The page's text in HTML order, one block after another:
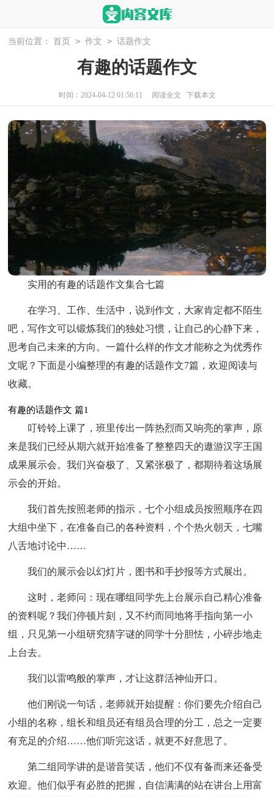
当前位置： 首页 > 作文 > 话题作文
有趣的话题作文
时间：2024-04-12 01:56:11 阅读全文 下载本文
实用的有趣的话题作文集合七篇
在学习、工作、生活中，说到作文，大家肯定都不陌生
吧，写作文可以锻炼我们的独处习惯，让自己的心静下来，
思考自己未来的方向。一篇什么样的作文才能称之为优秀作
文呢？下面是小编整理的有趣的话题作文7篇，欢迎阅读与
收藏。
有趣的话题作文 篇1
叮铃铃上课了，班里传出一阵热烈而又响亮的掌声，原
来是我们已经从期六就开始准备了整整四天的遨游汉字王国
成果展示会。我们兴奋极了、又紧张极了，都期待着这场展
示会的开始。
我们首先按照老师的指示，七个小组成员按照顺序在四
大组中坐下，在准备自己的各种资料，个个热火朝天，七嘴
八舌地讨论中……
我们的展示会以幻灯片，图书和手抄报等方式展出。
这时，老师问：现在哪组同学先上台展示自己精心准备
的资料呢？我们停顿片刻，又不约而同地将手指向第一小
组，只见第一小组研究猜字谜的同学十分胆怯，小碎步地走
上台去。
我们以雷鸣般的掌声，才让这群活神仙开口。
他们刚说一句话，老师就开始提醒：你们要先介绍自己
小组的名称，组长和组员还有组员合理的分工，总之一定要
有充足的介绍……他们听完这话，就更不好意思了。
第二组同学讲的是谐音笑话，他们不仅有备而来还备受
欢迎。他们似乎有必胜的把握，自信满满的站在讲台上用富